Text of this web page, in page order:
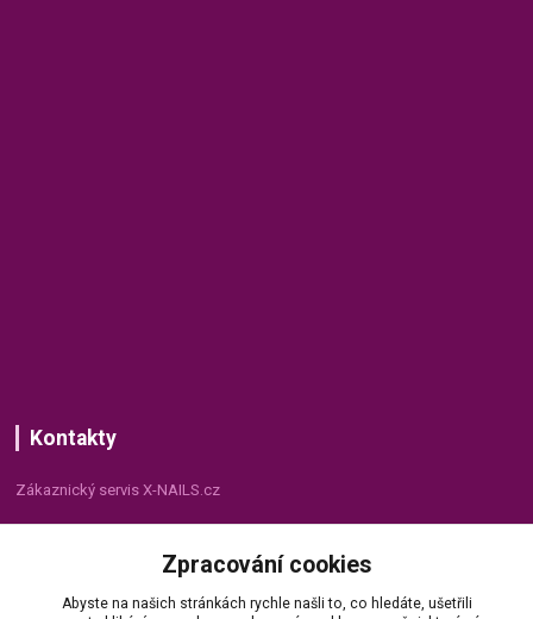
Kontakty
Zákaznický servis X-NAILS.cz
+420 735 055 075
(Po - Pá, 8 - 16 hod.)
Zpracování cookies
Abyste na našich stránkách rychle našli to, co hledáte, ušetřili